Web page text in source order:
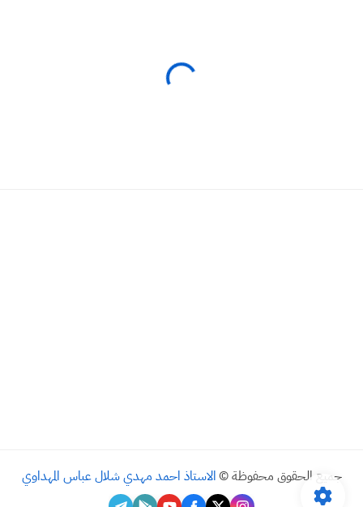
جميع الحقوق محفوظة © الاستاذ احمد مهدي شلال عباس المهداوي